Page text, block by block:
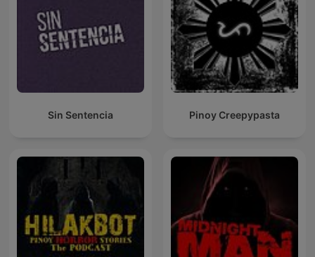
Sin Sentencia Pinoy Creepypasta